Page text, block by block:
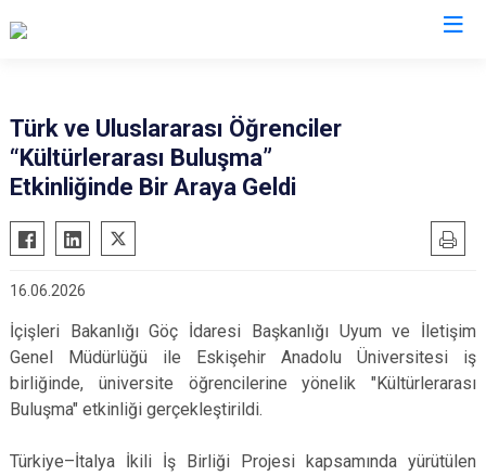
Türk ve Uluslararası Öğrenciler
“Kültürlerarası Buluşma”
Etkinliğinde Bir Araya Geldi
16.06.2026
İçişleri Bakanlığı Göç İdaresi Başkanlığı Uyum ve İletişim
Genel Müdürlüğü ile Eskişehir Anadolu Üniversitesi iş
birliğinde, üniversite öğrencilerine yönelik "Kültürlerarası
Buluşma" etkinliği gerçekleştirildi.
Türkiye–İtalya İkili İş Birliği Projesi kapsamında yürütülen